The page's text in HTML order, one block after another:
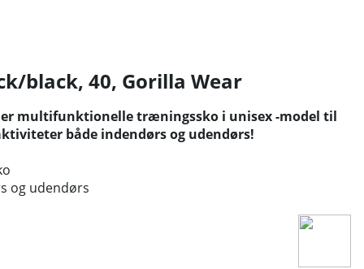
black, 40, Gorilla Wear
er multifunktionelle træningssko i unisex -model til
både indendørs og udendørs!
og udendørs